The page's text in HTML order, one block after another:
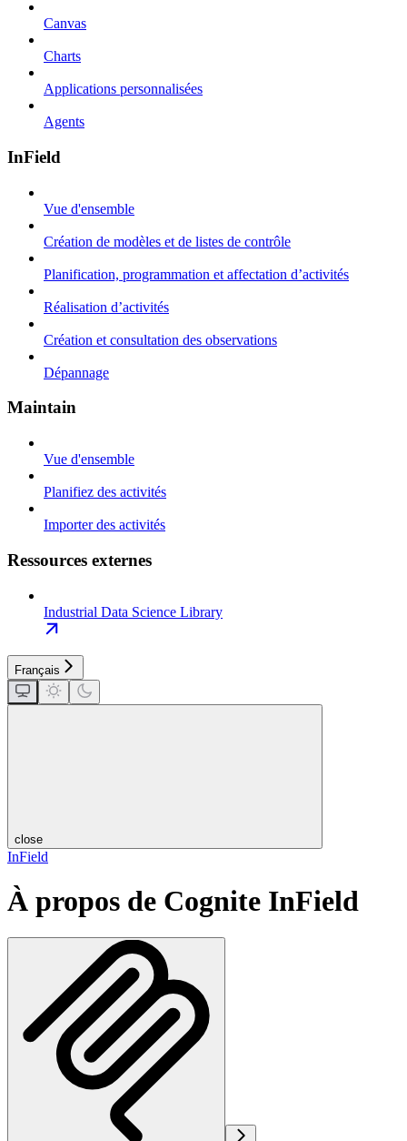
Canvas
Charts
Applications personnalisées
Agents
InField
Vue d'ensemble
Création de modèles et de listes de contrôle
Planification, programmation et affectation d’activités
Réalisation d’activités
Création et consultation des observations
Dépannage
Maintain
Vue d'ensemble
Planifiez des activités
Importer des activités
Ressources externes
Industrial Data Science Library
Français
close
InField
À propos de Cognite InField